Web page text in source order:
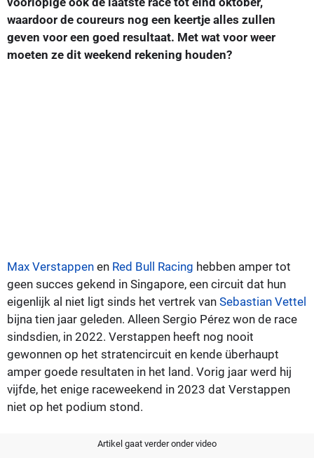
waardoor de coureurs nog een keertje alles zullen
geven voor een goed resultaat. Met wat voor weer
moeten ze dit weekend rekening houden?
Max Verstappen en Red Bull Racing hebben amper tot
geen succes gekend in Singapore, een circuit dat hun
eigenlijk al niet ligt sinds het vertrek van Sebastian Vettel
bijna tien jaar geleden. Alleen Sergio Pérez won de race
sindsdien, in 2022. Verstappen heeft nog nooit
gewonnen op het stratencircuit en kende überhaupt
amper goede resultaten in het land. Vorig jaar werd hij
vijfde, het enige raceweekend in 2023 dat Verstappen
niet op het podium stond.
Artikel gaat verder onder video